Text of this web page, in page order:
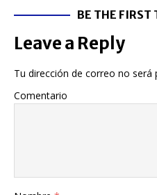
BE THE
Leave a Reply
Tu dirección de correo no será
Comentario